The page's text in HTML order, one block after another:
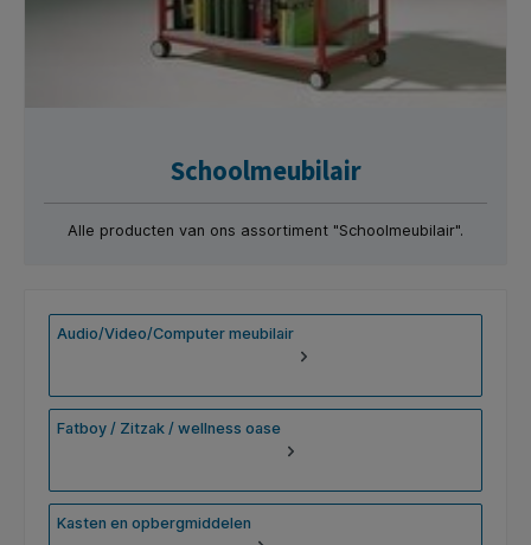
Schoolmeubilair
Alle producten van ons assortiment "Schoolmeubilair".
Audio/Video/Computer meubilair
Fatboy / Zitzak / wellness oase
Kasten en opbergmiddelen